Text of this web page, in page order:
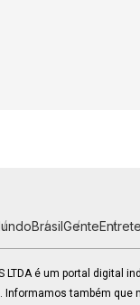
BrasilGente
LTDA é um portal digital
Informamos também